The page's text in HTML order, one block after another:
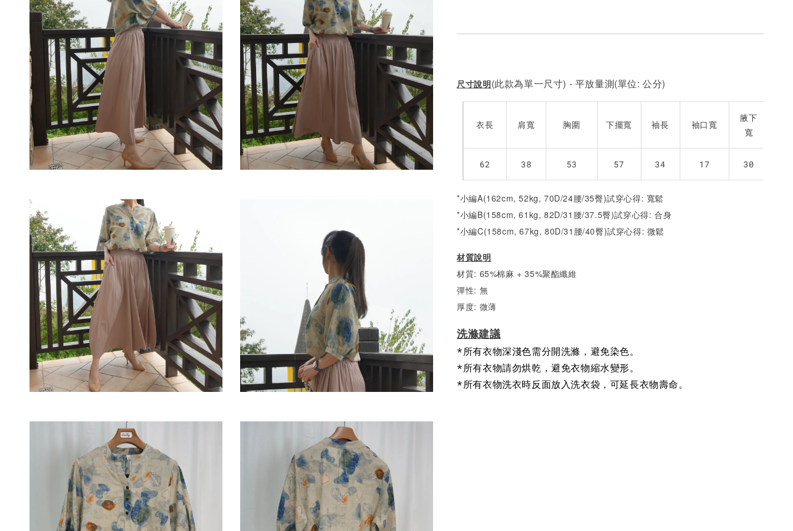
尺寸說明(此款為單一尺寸) - 平放量測(單位: 公分)
衣長 肩寬 胸圍 下擺寬 袖長 袖口寬
腋下
寬
62 38 53 57 34 17 30
*小編A(162cm, 52kg, 70D/24腰/35臀)試穿心得: 寬鬆
*小編B(158cm, 61kg, 82D/31腰/37.5臀)試穿心得: 合身
*小編C(158cm, 67kg, 80D/31腰/40臀)試穿心得: 微鬆
材質說明
材質: 65%棉麻 + 35%聚酯纖維
彈性: 無
厚度: 微薄
洗滌建議
*所有衣物深淺色需分開洗滌，避免染色。
*所有衣物請勿烘乾，避免衣物縮水變形。
*所有衣物洗衣時反面放入洗衣袋，可延長衣物壽命。